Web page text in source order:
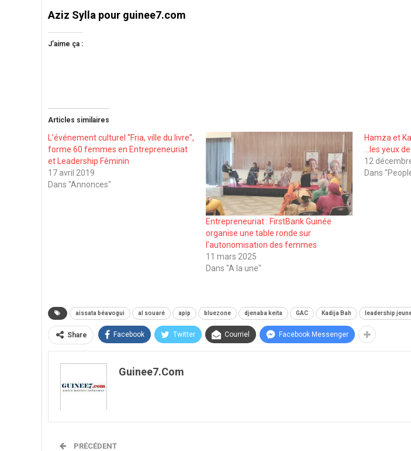
Aziz Sylla pour guinee7.com
J’aime ça :
Articles similaires
L’événement culturel “Fria, ville du livre”,
forme 60 femmes en Entrepreneuriat
et Leadership Féminin
17 avril 2019
Dans "Annonces"
Entrepreneuriat : FirstBank Guinée
organise une table ronde sur
l’autonomisation des femmes
11 mars 2025
Dans "A la une"
Hamza et
…les yeux
12
Dans
aissata béavogui al souaré apip bluezone djenaba keita GAC Kadija Bah leadership
Share Facebook Twitter Courriel Facebook Messenger
Guinee7.com
PRÉCÉDENT